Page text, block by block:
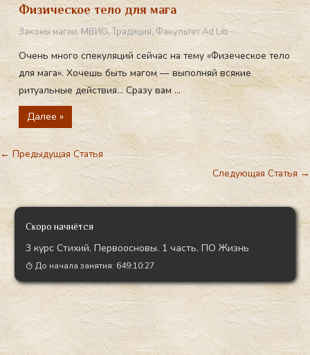
Физическое тело для мага
Законы магии,МВИО,Традиция,Факультет Ad Lib
Очень много спекуляций сейчас на тему «Физеческое тело
для мага». Хочешь быть магом — выполняй всякие
ритуальные действия… Сразу вам ...
Далее »
←Предыдущая Статья
Следующая Статья→
Скоро начнётся
3 курс Стихий. Первоосновы. 1 часть. ПО Жизнь
До начала занятия: 649:10:25